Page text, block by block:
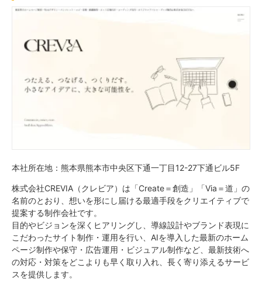
本社所在地：熊本県熊本市中央区下通一丁目12-27下通ビル5F
株式会社CREVIA（クレビア）は「Create＝創造」「Via＝道」の
名前のとおり、想いを形にし届ける最適手段をクリエイティブで
提案する制作会社です。
目的やビジョンを深くヒアリングし、導線設計やブランド表現に
こだわったサイト制作・運用を行い、AIを導入した最新のホーム
ページ制作や保守・広告運用・ビジュアル制作など、最新技術へ
の対応・対策をどこよりも早く取り入れ、長く寄り添えるサービ
スを提供します。